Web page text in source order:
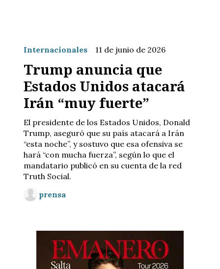
Trump anuncia que
Estados Unidos atacará
Irán “muy fuerte”
El presidente de los Estados Unidos, Donald
Trump, aseguró que su país atacará a Irán
“esta noche”, y sostuvo que esa ofensiva se
hará “con mucha fuerza”, según lo que el
mandatario publicó en su cuenta de la red
Truth Social.
Internacionales 11 de junio de 2026
prensa